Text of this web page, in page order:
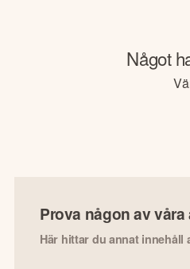
Något
Prova någon av
Här hittar du annat innehåll